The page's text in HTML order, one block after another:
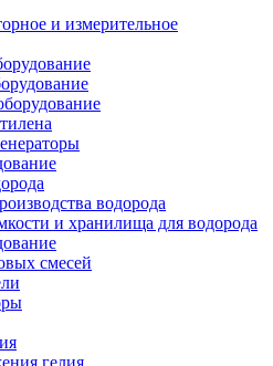
и измерительное
водорода
и хранилища для водорода
смесей
гелия